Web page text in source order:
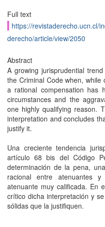
Full text
https://revistaderecho.ucn.cl/
derecho/article/view/2050
Abstract
A growing jurisprudential
the Criminal Code when,
a rational compensation has
circumstances and the
one highly qualifying reason.
interpretation and concludes
justify it.
Una creciente tendencia
artículo 68 bis del Código
determinación de la pena,
racional entre atenuantes
atenuante muy calificada. En
crítico dicha interpretación y
sólidas que la justifiquen.